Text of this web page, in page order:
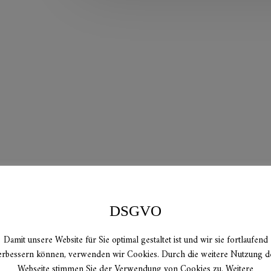
DSGVO
Damit unsere Website für Sie optimal gestaltet ist und wir sie fortlaufend
können, verwenden wir Cookies. Durch die weitere Nutzung